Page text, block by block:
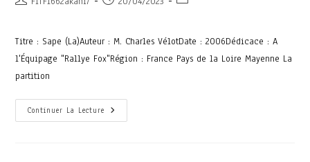
Titre : Sape (La)Auteur : M. Charles VélotDate : 2006Dédicace : A
l'Équipage "Rallye Fox"Région : France Pays de la Loire Mayenne La
partition
Continuer La Lecture